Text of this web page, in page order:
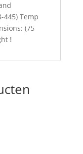
445) Temp
(75
!